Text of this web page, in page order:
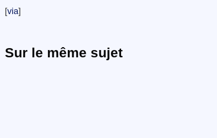
[via]
Sur le même sujet